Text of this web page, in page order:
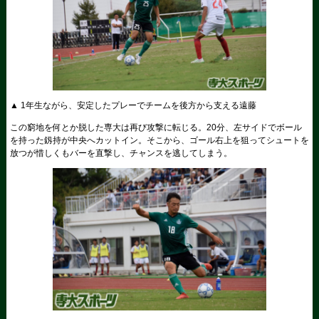
▲ 1年生ながら、安定したプレーでチームを後方から支える遠藤
この窮地を何とか脱した専大は再び攻撃に転じる。20分、左サイドでボール
を持った釼持が中央へカットイン。そこから、ゴール右上を狙ってシュートを
放つが惜しくもバーを直撃し、チャンスを逃してしまう。